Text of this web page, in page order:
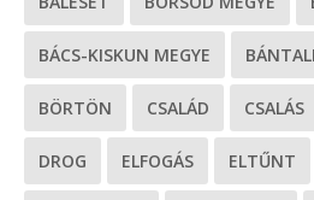
BÁCS-KISKUN MEGYE
BÖRTÖN CSALÁD CSALÁS
DROG ELFOGÁS ELTŰNT